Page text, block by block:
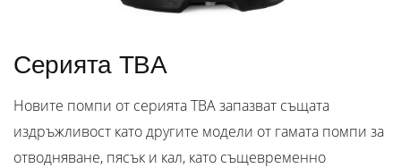
Серията TBA
Новите помпи от серията TBA запазват същата
издръжливост като другите модели от гамата помпи за
отводняване, пясък и кал, като същевременно